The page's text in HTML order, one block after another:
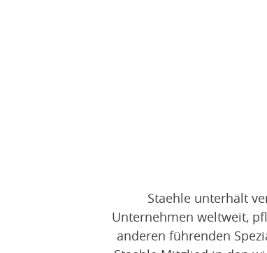
Staehle unterhält
Unternehmen weltweit,
anderen führenden